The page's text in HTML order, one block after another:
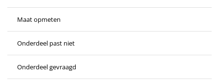
Maat opmeten
Onderdeel past niet
Onderdeel gevraagd